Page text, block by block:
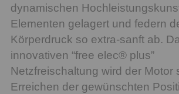
dynamischen
Elementen gelagert und federn
Körperdruck so extra-sanft ab.
innovativen “free elec® plus”
Netzfreischaltung wird der Motor
Erreichen der gewünschten